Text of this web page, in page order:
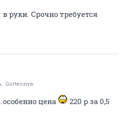
руки. Срочно требуется
Gortenziya
цена 220 р за 0,5